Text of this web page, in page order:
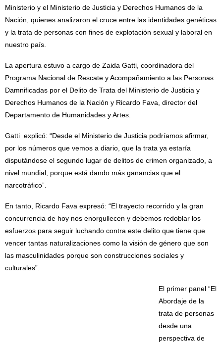
Ministerio y el Ministerio de Justicia y Derechos Humanos de la
Nación, quienes analizaron el cruce entre las identidades genéticas
y la trata de personas con fines de explotación sexual y laboral en
nuestro país.
La apertura estuvo a cargo de Zaida Gatti, coordinadora del
Programa Nacional de Rescate y Acompañamiento a las Personas
Damnificadas por el Delito de Trata del Ministerio de Justicia y
Derechos Humanos de la Nación y Ricardo Fava, director del
Departamento de Humanidades y Artes.
Gatti explicó: “Desde el Ministerio de Justicia podríamos afirmar,
por los números que vemos a diario, que la trata ya estaría
disputándose el segundo lugar de delitos de crimen organizado, a
nivel mundial, porque está dando más ganancias que el
narcotráfico”.
En tanto, Ricardo Fava expresó: “El trayecto recorrido y la gran
concurrencia de hoy nos enorgullecen y debemos redoblar los
esfuerzos para seguir luchando contra este delito que tiene que
vencer tantas naturalizaciones como la visión de género que son
las masculinidades porque son construcciones sociales y
culturales”.
El primer panel “El
Abordaje de la
trata de personas
desde una
perspectiva de